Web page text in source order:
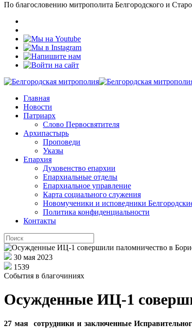
По благословению митрополита Белгородского и
Главная
Новости
Патриарх
Слово Первосвятителя
Архипастырь
Проповеди
Указы
Епархия
Духовенство епархии
Епархиальные отделы
Епархиальное управление
Карта социального служения
Новомученики и исповедники
Политика конфиденциальности
Контакты
30 мая 2023
1539
События в благочиниях
Осужденные ИЦ-1
27 мая сотрудники и заключенные